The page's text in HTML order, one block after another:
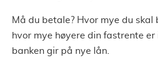
Må du betale? Hvor mye du
hvor mye høyere din fastrente
banken gir på nye lån.